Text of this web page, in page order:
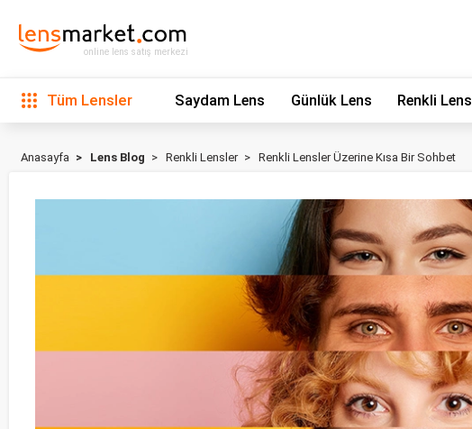
online lens satış merkezi
Tüm Lensler Saydam Lens Günlük Lens Renkli Lens
Anasayfa Lens Blog Renkli Lensler Renkli Lensler Üzerine Kısa Bir Sohbet